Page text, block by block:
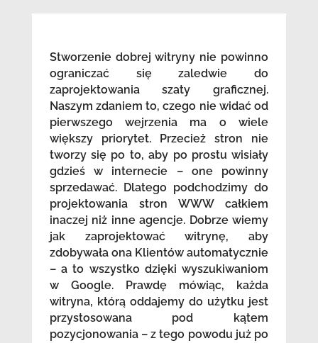
Stworzenie dobrej witryny nie powinno
ograniczać się zaledwie do
zaprojektowania szaty graficznej.
Naszym zdaniem to, czego nie widać od
pierwszego wejrzenia ma o wiele
większy priorytet. Przecież stron nie
tworzy się po to, aby po prostu wisiały
gdzieś w internecie – one powinny
sprzedawać. Dlatego podchodzimy do
projektowania stron WWW całkiem
inaczej niż inne agencje. Dobrze wiemy
jak zaprojektować witrynę, aby
zdobywała ona Klientów automatycznie
– a to wszystko dzięki wyszukiwaniom
w Google. Prawdę mówiąc, każda
witryna, którą oddajemy do użytku jest
przystosowana pod kątem
pozycjonowania – z tego powodu już po